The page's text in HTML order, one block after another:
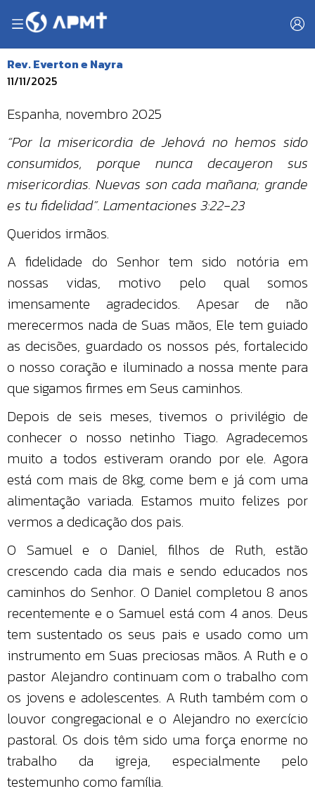
Rev. Everton e Nayra
11/11/2025
Espanha, novembro 2025
“Por la misericordia de Jehová no hemos sido
consumidos, porque nunca decayeron sus
misericordias. Nuevas son cada mañana; grande
es tu fidelidad”. Lamentaciones 3:22-23
Queridos irmãos.
A fidelidade do Senhor tem sido notória em
nossas vidas, motivo pelo qual somos
imensamente agradecidos. Apesar de não
merecermos nada de Suas mãos, Ele tem guiado
as decisões, guardado os nossos pés, fortalecido
o nosso coração e iluminado a nossa mente para
que sigamos firmes em Seus caminhos.
Depois de seis meses, tivemos o privilégio de
conhecer o nosso netinho Tiago. Agradecemos
muito a todos estiveram orando por ele. Agora
está com mais de 8kg, come bem e já com uma
alimentação variada. Estamos muito felizes por
vermos a dedicação dos pais.
O Samuel e o Daniel, filhos de Ruth, estão
crescendo cada dia mais e sendo educados nos
caminhos do Senhor. O Daniel completou 8 anos
recentemente e o Samuel está com 4 anos. Deus
tem sustentado os seus pais e usado como um
instrumento em Suas preciosas mãos. A Ruth e o
pastor Alejandro continuam com o trabalho com
os jovens e adolescentes. A Ruth também com o
louvor congregacional e o Alejandro no exercício
pastoral. Os dois têm sido uma força enorme no
trabalho da igreja, especialmente pelo
testemunho como família.